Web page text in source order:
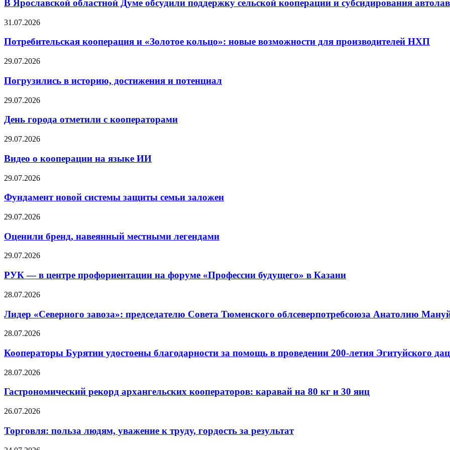
В Ярославской областной Думе обсудили поддержку сельской кооперации и субсидирования
31.07.2026
Потребительская кооперация и «Золотое кольцо»: новые возможности для производителей НХП
29.07.2026
Погрузились в историю, достижения и потенциал
29.07.2026
День города отметили с кооператорами
29.07.2026
Видео о кооперации на языке ИИ
29.07.2026
Фундамент новой системы защиты семьи заложен
29.07.2026
Оценили бренд, навеянный местными легендами
29.07.2026
РУК — в центре профориентации на форуме «Профессии будущего» в Казани
28.07.2026
Лидер «Северного завоза»: председателю Совета Тюменского облсеверпотребсоюза Анатолию
28.07.2026
Кооператоры Бурятии удостоены благодарности за помощь в проведении 200-летия Эгитуйского
28.07.2026
Гастрономический рекорд архангельских кооператоров: каравай на 80 кг и 30 яиц
26.07.2026
Торговля: польза людям, уважение к труду, гордость за результат